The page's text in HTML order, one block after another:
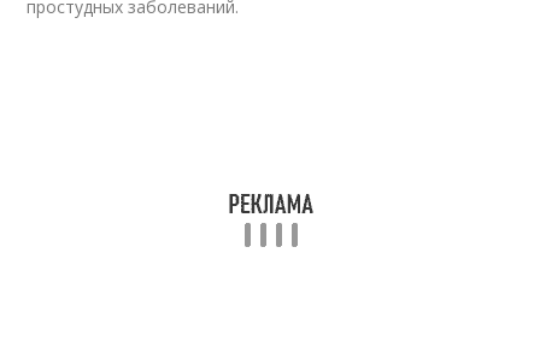
простудных заболеваний.